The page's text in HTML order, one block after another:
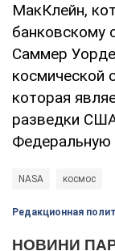
МакКлейн,
банковскому
Саммер
космической
которая
разведки
Федеральную
NASA космос
Редакционная